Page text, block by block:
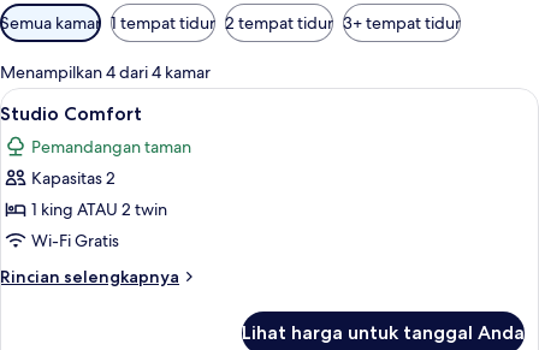
Filter
tersedia
untuk
kamar
Semua kamar 1 tempat tidur 2 tempat tidur 3+ tempat tidur
Menampilkan 4 dari 4 kamar
Lihat
semua
foto
untuk
Studio
Comfort
Studio Comfort | Brankas, meja
6
Studio Comfort
Pemandangan taman
Kapasitas 2
1 king ATAU 2 twin
Wi-Fi Gratis
Rincian selengkapnya
Rincian
Lihat harga untuk tanggal Anda